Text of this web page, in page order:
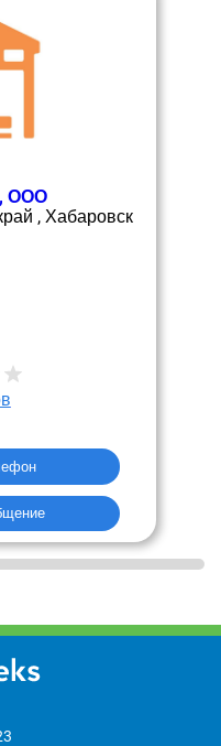
ООО
, Хабаровск
телефон